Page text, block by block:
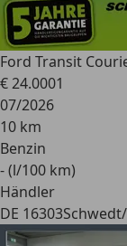
Ford Transit
€ 24.0001
07/2026
10 km
Benzin
- (l/100 km)
Händler
DE 16303